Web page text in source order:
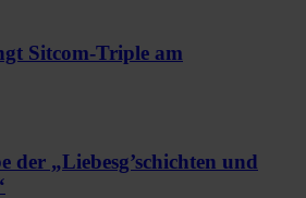
Sitcom-Triple am
der „Liebesg’schichten und